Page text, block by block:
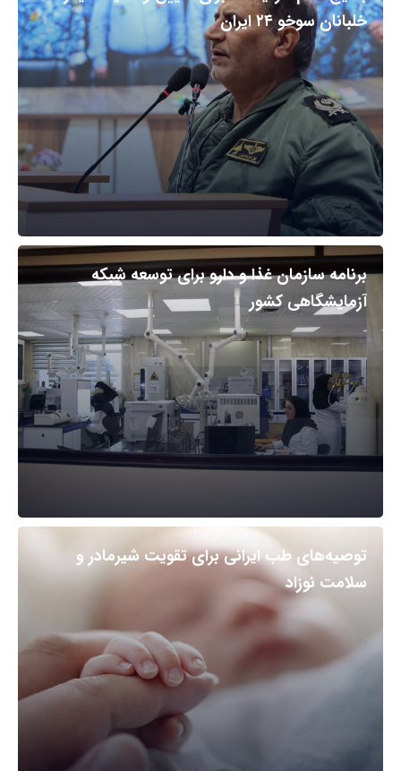
خلبانان سوخو ۲۴ ایران
برنامه سازمان غذا و دارو برای توسعه شبکه
آزمایشگاهی کشور
توصیه‌های طب ایرانی برای تقویت شیرمادر و
سلامت نوزاد